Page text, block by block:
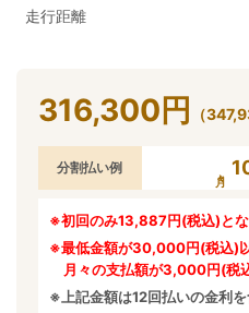
走行距離
316,300円 （
分割払い例
※初回のみ13,887円(税込)と
※最低金額が30,000円(税込)以
月々の支払額が3,000円(税
※上記金額は12回払いの金利